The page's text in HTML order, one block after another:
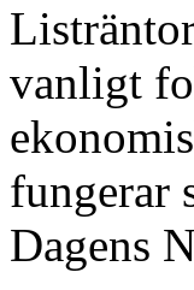
vanligt
fungerar
Dagens